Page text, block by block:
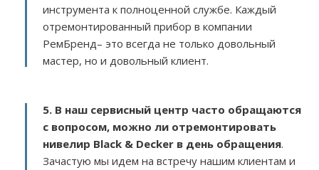
инструмента к полноценной службе. Каждый
отремонтированный прибор в компании
РемБренд– это всегда не только довольный
мастер, но и довольный клиент.
5. В наш сервисный центр часто обращаются
с вопросом, можно ли отремонтировать
нивелир Black & Decker в день обращения.
Зачастую мы идем на встречу нашим клиентам и